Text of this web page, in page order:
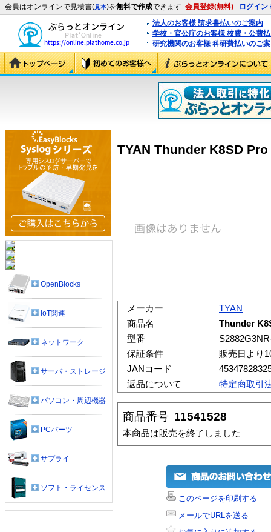
会員はオンラインで見積書(見本)を無料で作成できます 会員登録(無料) ログイン
法人のお客様 請求書払いのご案内
学校・官公庁のお客様 校費・公費
研究機関のお客様 科研費払いのご
TYAN Thunder K8SD Pro
メーカー
TYAN
商品名
Thunder
型番
保証条件
販売日より
JANコード
返品について
特定商取引
商品番号 11541528
本商品は販売を終了しました
このページを印刷する
メールでURLを送る
OpenBlocks
IoT関連
ネットワーク
サーバ・ストレージ
パソコン・周辺機器
PCパーツ
サプライ
ソフト・ライセンス